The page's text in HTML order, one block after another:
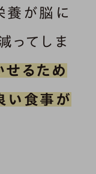
養が脳に
ってしま
せるため
い食事が